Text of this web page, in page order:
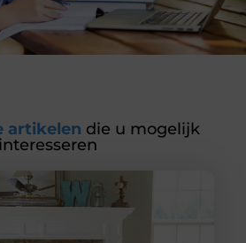
artikelen die u mogelijk
interesseren